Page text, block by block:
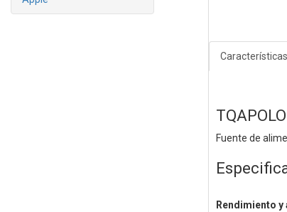
Características
Fuente de
Rendimiento